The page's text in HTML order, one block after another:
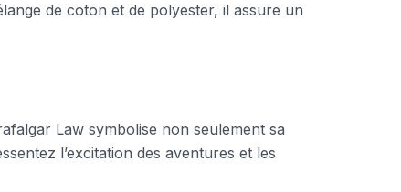
de coton et de polyester, il assure un
Law symbolise non seulement sa
l’excitation des aventures et les